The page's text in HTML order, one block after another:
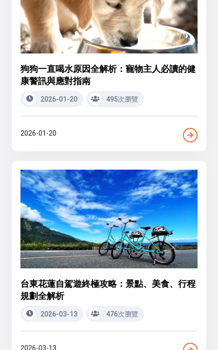
狗狗一直喝水原因全解析：寵物主人必讀的健
康警訊與應對指南
2026-01-20 495次瀏覽
2026-01-20
台東花蓮自駕遊終極攻略：景點、美食、行程
規劃全解析
2026-03-13 476次瀏覽
2026-03-13